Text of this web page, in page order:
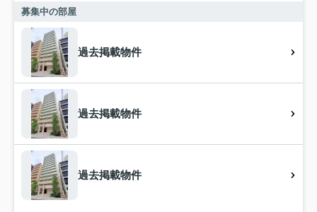
募集中の部屋
過去掲載物件
過去掲載物件
過去掲載物件